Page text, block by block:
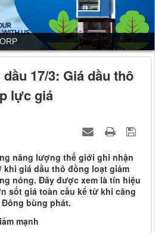
17/3: Giá dầu thô
lực giá
năng lượng thế giới ghi nhận
giá dầu thô đồng loạt giảm
nóng. Đây được xem là tín hiệu
sốt giá toàn cầu kể từ khi căng
bùng phát.
mạnh